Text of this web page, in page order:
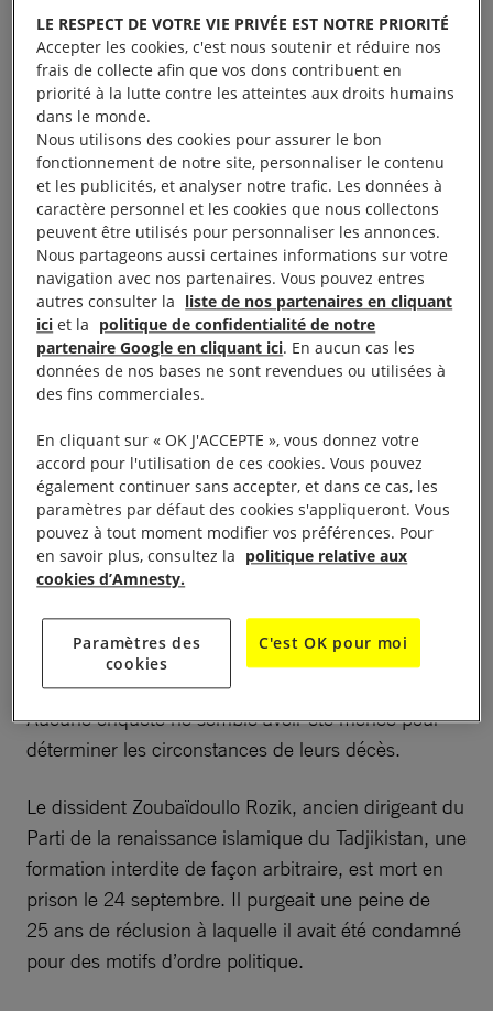
notamment des travailleuses et travailleurs émigrés
en Russie. La croissance économique s’est certes
poursuivie, mais à un rythme moins soutenu,
passant de 8,4 % en 2024 à 7,5 % en 2025, selon
les estimations.
Droit à la vie
Les mauvaises conditions de détention, et
notamment l’absence de soins médicaux
appropriés, semblaient être à l’origine d’une série de
personnes poursuivies pour des motifs à caractère
politique ou condamnées à l’issue de procès non
équitables étaient les plus éprouvées et semblaient
être soumises à un régime particulièrement dur.
Cinq militants pamiris (Koulmamad Pallaïev, Bogcho
Imatchoïev, Aslan Goulobov, Mouzaffar Davlatmirov
et Eroncho Makhmadrakhimov) sont morts en
détention entre les mois de janvier et de juillet.
Aucune enquête ne semble avoir été menée pour
déterminer les circonstances de leurs décès.
Le dissident Zoubaïdoullo Rozik, ancien dirigeant du
Parti de la renaissance islamique du Tadjikistan, une
formation interdite de façon arbitraire, est mort en
prison le 24 septembre. Il purgeait une peine de
25 ans de réclusion à laquelle il avait été condamné
pour des motifs d’ordre politique.
LE RESPECT DE VOTRE VIE PRIVÉE EST NOTRE PRIORITÉ
Accepter les cookies, c'est nous soutenir et réduire nos
frais de collecte afin que vos dons contribuent en
priorité à la lutte contre les atteintes aux droits humains
dans le monde.
Nous utilisons des cookies pour assurer le bon
fonctionnement de notre site, personnaliser le contenu
et les publicités, et analyser notre trafic. Les données à
caractère personnel et les cookies que nous collectons
peuvent être utilisés pour personnaliser les annonces.
Nous partageons aussi certaines informations sur votre
navigation avec nos partenaires. Vous pouvez entres
autres consulter la liste de nos partenaires en cliquant
ici et la politique de confidentialité de notre
partenaire Google en cliquant ici. En aucun cas les
données de nos bases ne sont revendues ou utilisées à
des fins commerciales.
En cliquant sur « OK J'ACCEPTE », vous donnez votre
accord pour l'utilisation de ces cookies. Vous pouvez
également continuer sans accepter, et dans ce cas, les
paramètres par défaut des cookies s'appliqueront. Vous
pouvez à tout moment modifier vos préférences. Pour
en savoir plus, consultez la politique relative aux
cookies d’Amnesty.
Paramètres des
cookies
C'est OK pour moi